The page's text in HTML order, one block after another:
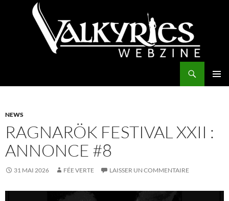
NEWS
RAGNARÖK FESTIVAL XXII :
ANNONCE #8
31 MAI 2026 FÉE VERTE LAISSER UN COMMENTAIRE